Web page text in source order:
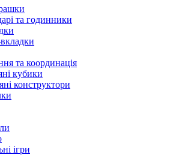
та годинники
та координація
кубики
конструктори
ігри